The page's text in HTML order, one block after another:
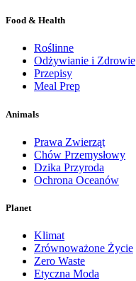
Food & Health
Roślinne
Odżywianie i Zdrowie
Przepisy
Meal Prep
Animals
Prawa Zwierząt
Chów Przemysłowy
Dzika Przyroda
Ochrona Oceanów
Planet
Klimat
Zrównoważone Życie
Zero Waste
Etyczna Moda